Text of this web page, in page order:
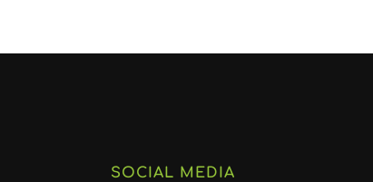
SOCIAL MEDIA